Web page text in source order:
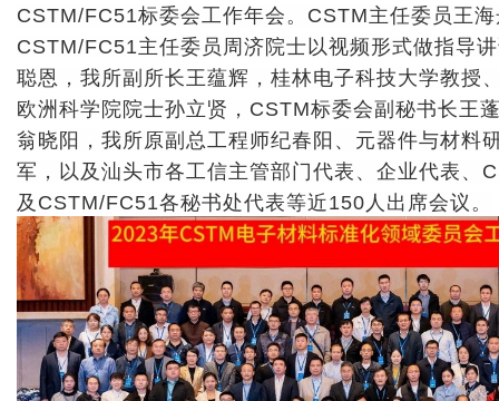
及CSTM/FC51各秘书处代表等近150人出席会议。